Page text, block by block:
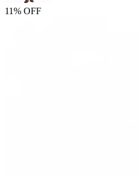
11% OFF